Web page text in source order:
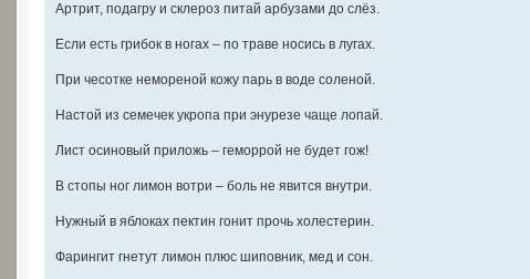
Артрит, подагру и склероз питай арбузами до слёз.
Если есть грибок в ногах – по траве носись в лугах.
При чесотке немореной кожу парь в воде соленой.
Настой из семечек укропа при энурезе чаще лопай.
Лист осиновый приложь – геморрой не будет гож!
В стопы ног лимон вотри – боль не явится внутри.
Нужный в яблоках пектин гонит прочь холестерин.
Фарингит гнетут лимон плюс шиповник, мед и сон.